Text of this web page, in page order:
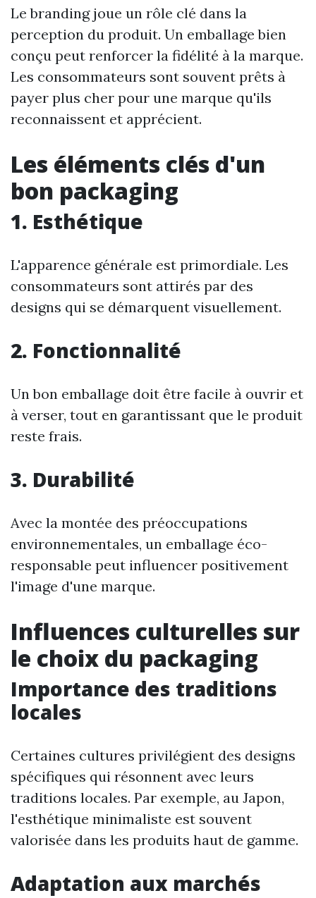
Le branding joue un rôle clé dans la
perception du produit. Un emballage bien
conçu peut renforcer la fidélité à la marque.
Les consommateurs sont souvent prêts à
payer plus cher pour une marque qu'ils
reconnaissent et apprécient.
Les éléments clés d'un
bon packaging
1. Esthétique
L'apparence générale est primordiale. Les
consommateurs sont attirés par des
designs qui se démarquent visuellement.
2. Fonctionnalité
Un bon emballage doit être facile à ouvrir et
à verser, tout en garantissant que le produit
reste frais.
3. Durabilité
Avec la montée des préoccupations
environnementales, un emballage éco-
responsable peut influencer positivement
l'image d'une marque.
Influences culturelles sur
le choix du packaging
Importance des traditions
locales
Certaines cultures privilégient des designs
spécifiques qui résonnent avec leurs
traditions locales. Par exemple, au Japon,
l'esthétique minimaliste est souvent
valorisée dans les produits haut de gamme.
Adaptation aux marchés